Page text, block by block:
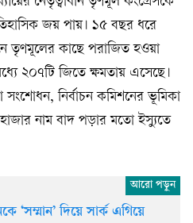
জয় পায়। ১৫ বছর ধরে
তৃণমূলের কাছে পরাজিত হওয়া
২০৭টি জিতে ক্ষমতায় এসেছে।
সংশোধন, নির্বাচন কমিশনের ভূমিকা
নাম বাদ পড়ার মতো ইস্যুতে
‘সম্মান’ দিয়ে সার্ক এগিয়ে